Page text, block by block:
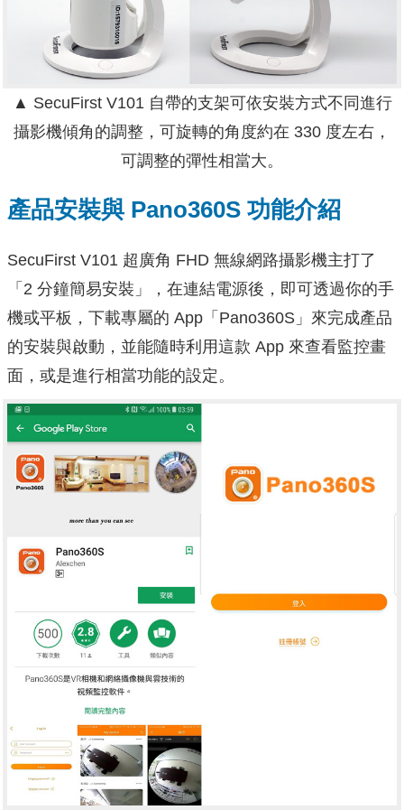
▲ SecuFirst V101 自帶的支架可依安裝方式不同進行
攝影機傾角的調整，可旋轉的角度約在 330 度左右，
可調整的彈性相當大。
產品安裝與 Pano360S 功能介紹
SecuFirst V101 超廣角 FHD 無線網路攝影機主打了
「2 分鐘簡易安裝」，在連結電源後，即可透過你的手
機或平板，下載專屬的 App「Pano360S」來完成產品
的安裝與啟動，並能隨時利用這款 App 來查看監控畫
面，或是進行相當功能的設定。